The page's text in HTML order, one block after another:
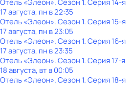
Отель «Элеон». Сезон 1. Серия 14-я
17 августа, пн в 22:35
Отель «Элеон». Сезон 1. Серия 15-я
17 августа, пн в 23:05
Отель «Элеон». Сезон 1. Серия 16-я
17 августа, пн в 23:35
Отель «Элеон». Сезон 1. Серия 17-я
18 августа, вт в 00:05
Отель «Элеон». Сезон 1. Серия 18-я